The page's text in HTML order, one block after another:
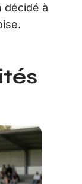
décidé à